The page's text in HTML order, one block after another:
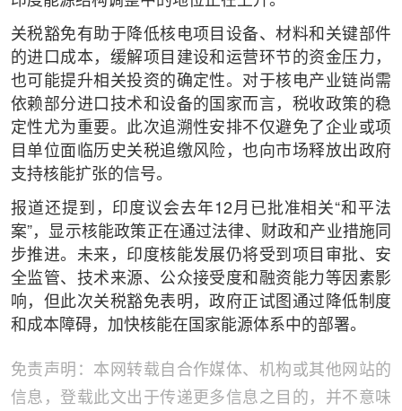
关税豁免有助于降低核电项目设备、材料和关键部件
的进口成本，缓解项目建设和运营环节的资金压力，
也可能提升相关投资的确定性。对于核电产业链尚需
依赖部分进口技术和设备的国家而言，税收政策的稳
定性尤为重要。此次追溯性安排不仅避免了企业或项
目单位面临历史关税追缴风险，也向市场释放出政府
支持核能扩张的信号。
报道还提到，印度议会去年12月已批准相关“和平法
案”，显示核能政策正在通过法律、财政和产业措施同
步推进。未来，印度核能发展仍将受到项目审批、安
全监管、技术来源、公众接受度和融资能力等因素影
响，但此次关税豁免表明，政府正试图通过降低制度
和成本障碍，加快核能在国家能源体系中的部署。
免责声明：本网转载自合作媒体、机构或其他网站的
信息，登载此文出于传递更多信息之目的，并不意味